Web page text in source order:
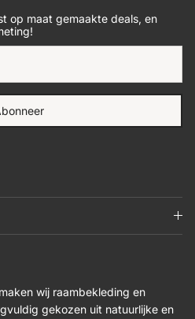
op maat gemaakte deals, en
wij raambekleding en
gekozen uit natuurlijke en